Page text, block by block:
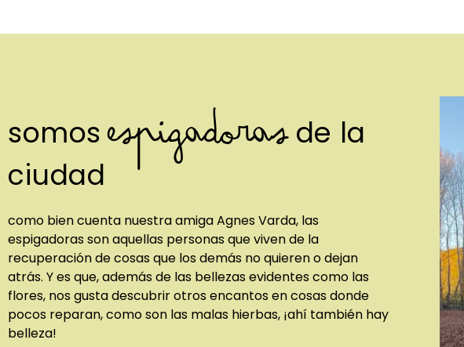
somosespigadorasde la
ciudad
como bien cuenta nuestra amiga Agnes Varda, las
espigadoras son aquellas personas que viven de la
recuperación de cosas que los demás no quieren o dejan
atrás. Y es que, además de las bellezas evidentes como las
flores, nos gusta descubrir otros encantos en cosas donde
pocos reparan, como son las malas hierbas, ¡ahí también hay
belleza!